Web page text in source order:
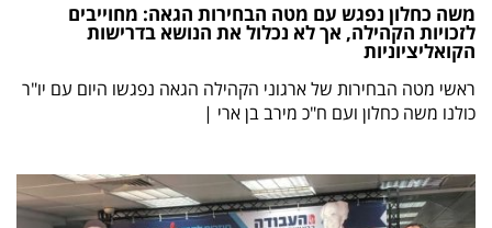
משה כחלון נפגש עם מטה הבחירות הגאה: מחוייבים
לזכויות הקהילה, אך לא נכלול את הנושא בדרישות
הקואליציוניות
ראשי מטה הבחירות של ארגוני הקהילה הגאה נפגשו היום עם יו"ר
כולנו משה כחלון ועם ח"כ מירב בן ארי |